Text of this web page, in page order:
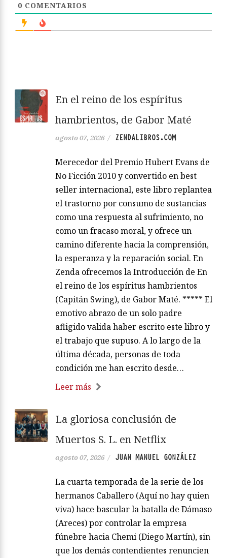
0 COMENTARIOS
En el reino de los espíritus
hambrientos, de Gabor Maté
agosto 07, 2026 / ZENDALIBROS.COM
Merecedor del Premio Hubert Evans de
No Ficción 2010 y convertido en best
seller internacional, este libro replantea
el trastorno por consumo de sustancias
como una respuesta al sufrimiento, no
como un fracaso moral, y ofrece un
camino diferente hacia la comprensión,
la esperanza y la reparación social. En
Zenda ofrecemos la Introducción de En
el reino de los espíritus hambrientos
(Capitán Swing), de Gabor Maté. ***** El
emotivo abrazo de un solo padre
afligido valida haber escrito este libro y
el trabajo que supuso. A lo largo de la
última década, personas de toda
condición me han escrito desde…
Leer más
La gloriosa conclusión de
Muertos S. L. en Netflix
agosto 07, 2026 / JUAN MANUEL GONZÁLEZ
La cuarta temporada de la serie de los
hermanos Caballero (Aquí no hay quien
viva) hace bascular la batalla de Dámaso
(Areces) por controlar la empresa
fúnebre hacia Chemi (Diego Martín), sin
que los demás contendientes renuncien